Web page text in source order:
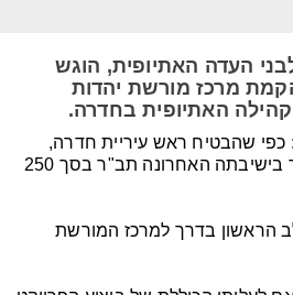
העדה האתיופית, הוגש
שקלים לשם הקמת מרכז מורשת יהדות
האתיופית בחדרה.
כפי שהבטיח ראש עיריית חדרה,
צביקה גנדלמן לקהילה האתיופית בחדרה, אישרה מועצת העיר בישיבתה האחרונה תב"ר בסך 250
הראשון בדרך למרכז המורשת